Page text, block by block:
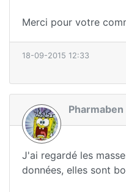
Merci pour votre
18-09-2015 12:33
Pharmaben
J'ai regardé les
données, elles sont